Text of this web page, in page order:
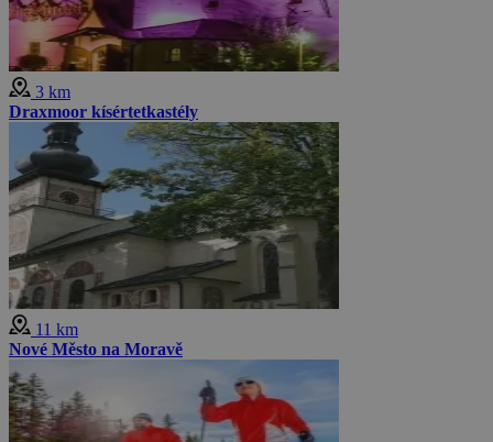
3 km
Draxmoor kísértetkastély
11 km
Nové Město na Moravě